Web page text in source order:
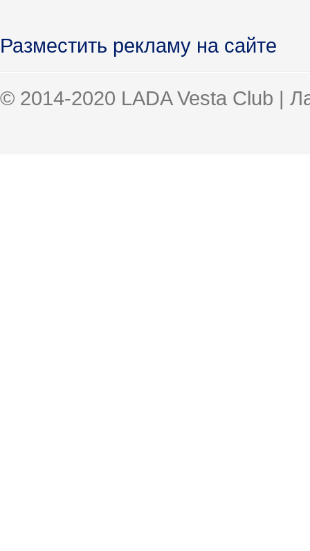
Разместить рекламу на сайте
© 2014-2020 LADA Vesta Club |